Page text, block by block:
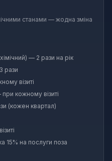
станами — жодна зміна
— 2 рази на рік
рази
візиті
кожному візиті
(кожен квартал)
15% на послуги поза